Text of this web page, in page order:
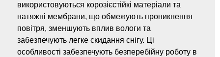
використовуються корозієстійкі матеріали та
натяжні мембрани, що обмежують проникнення
повітря, зменшують вплив вологи та
забезпечують легке скидання снігу. Ці
особливості забезпечують безперебійну роботу в